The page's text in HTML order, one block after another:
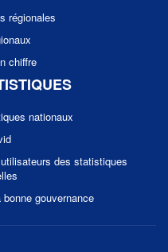
régionales
chiffre
nationaux
des statistiques
gouvernance